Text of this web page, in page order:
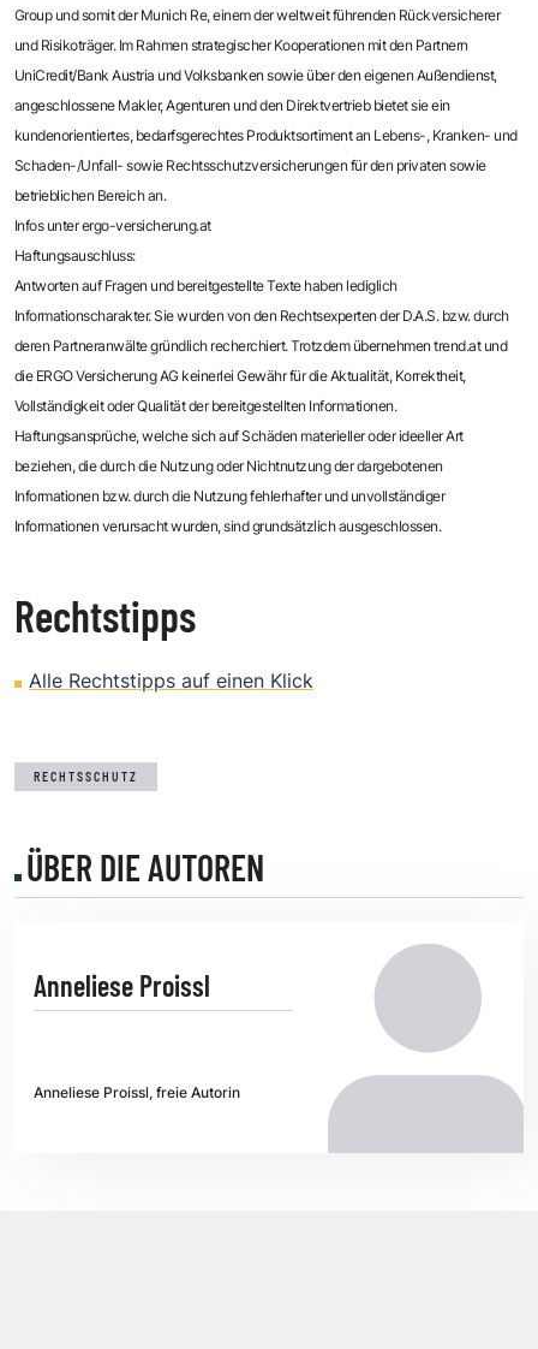
Group und somit der Munich Re, einem der weltweit führenden Rückversicherer
und Risikoträger. Im Rahmen strategischer Kooperationen mit den Partnern
UniCredit/Bank Austria und Volksbanken sowie über den eigenen Außendienst,
angeschlossene Makler, Agenturen und den Direktvertrieb bietet sie ein
kundenorientiertes, bedarfsgerechtes Produktsortiment an Lebens-, Kranken- und
Schaden-/Unfall- sowie Rechtsschutzversicherungen für den privaten sowie
betrieblichen Bereich an.
Infos unter ergo-versicherung.at
Haftungsauschluss:
Antworten auf Fragen und bereitgestellte Texte haben lediglich
Informationscharakter. Sie wurden von den Rechtsexperten der D.A.S. bzw. durch
deren Partneranwälte gründlich recherchiert. Trotzdem übernehmen trend.at und
die ERGO Versicherung AG keinerlei Gewähr für die Aktualität, Korrektheit,
Vollständigkeit oder Qualität der bereitgestellten Informationen.
Haftungsansprüche, welche sich auf Schäden materieller oder ideeller Art
beziehen, die durch die Nutzung oder Nichtnutzung der dargebotenen
Informationen bzw. durch die Nutzung fehlerhafter und unvollständiger
Informationen verursacht wurden, sind grundsätzlich ausgeschlossen.
Rechtstipps
Alle Rechtstipps auf einen Klick
RECHTSSCHUTZ
ÜBER DIE AUTOREN
Anneliese Proissl
Anneliese Proissl, freie Autorin